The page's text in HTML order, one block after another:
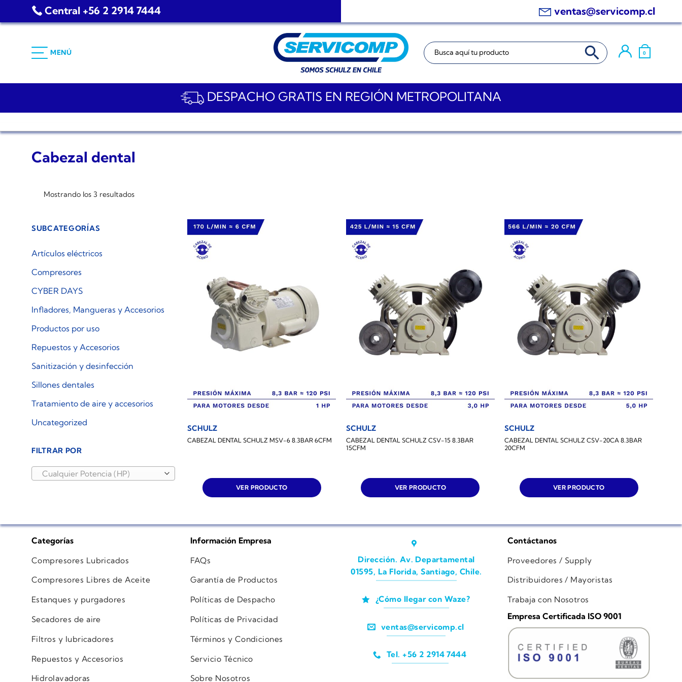
Central +56 2 2914 7444 ventas@servicomp.cl
MENÚ
Buscar: BOTÓN DE BÚSQUEDA
0
DESPACHO GRATIS EN REGIÓN METROPOLITANA
Cabezal dental
Mostrando los 3 resultados
SUBCATEGORÍAS
Artículos eléctricos
Compresores
CYBER DAYS
Infladores, Mangueras y Accesorios
Productos por uso
Repuestos y Accesorios
Sanitización y desinfección
Sillones dentales
Tratamiento de aire y accesorios
Uncategorized
FILTRAR POR
Cualquier Potencia (HP)
SCHULZ
CABEZAL DENTAL SCHULZ MSV-6 8.3BAR 6CFM
VER PRODUCTO
SCHULZ
CABEZAL DENTAL SCHULZ CSV-15 8.3BAR
15CFM
VER PRODUCTO
SCHULZ
CABEZAL DENTAL SCHULZ CSV-20CA 8.3BAR
20CFM
VER PRODUCTO
Categorías
Compresores Lubricados
Compresores Libres de Aceite
Estanques y purgadores
Secadores de aire
Filtros y lubricadores
Repuestos y Accesorios
Hidrolavadoras
Información Empresa
FAQs
Garantía de Productos
Políticas de Despacho
Políticas de Privacidad
Términos y Condiciones
Servicio Técnico
Sobre Nosotros
Dirección. Av. Departamental
01595, La Florida, Santiago, Chile.
¿Cómo llegar con Waze?
ventas@servicomp.cl
Tel. +56 2 2914 7444
Contáctanos
Proveedores / Supply
Distribuidores / Mayoristas
Trabaja con Nosotros
Empresa Certificada ISO 9001